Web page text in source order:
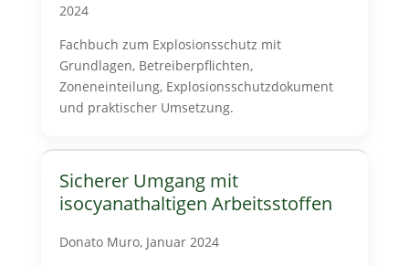
2024
Fachbuch zum Explosionsschutz mit
Grundlagen, Betreiberpflichten,
Zoneneinteilung, Explosionsschutzdokument
und praktischer Umsetzung.
Sicherer Umgang mit
isocyanathaltigen Arbeitsstoffen
Donato Muro, Januar 2024